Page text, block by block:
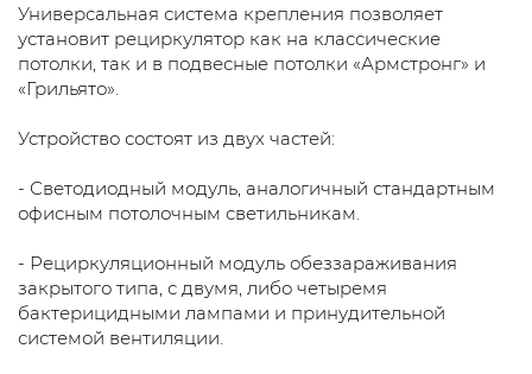
Универсальная система крепления позволяет
установит рециркулятор как на классические
потолки, так и в подвесные потолки «Армстронг» и
«Грильято».
Устройство состоят из двух частей:
- Светодиодный модуль, аналогичный стандартным
офисным потолочным светильникам.
- Рециркуляционный модуль обеззараживания
закрытого типа, с двумя, либо четыремя
бактерицидными лампами и принудительной
системой вентиляции.